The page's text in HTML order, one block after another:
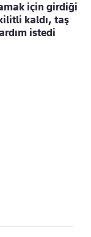
için girdiği
kaldı, taş
istedi